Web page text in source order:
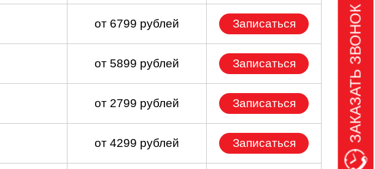
от 6799 рублей Записаться
от 5899 рублей Записаться
от 2799 рублей Записаться
от 4299 рублей Записаться ЗАКАЗАТЬ ЗВОНОК